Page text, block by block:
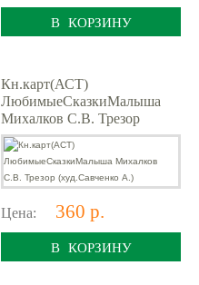
В КОРЗИНУ
Кн.карт(АСТ)
ЛюбимыеСказкиМалыша
Михалков С.В. Трезор
(худ.Савченко А.)
Цена: 360 р.
В КОРЗИНУ